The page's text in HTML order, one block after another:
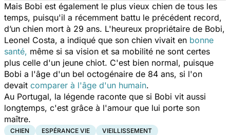
Mais Bobi est également le plus vieux chien de tous les
temps, puisqu'il a récemment battu le précédent record,
d’un chien mort à 29 ans. L'heureux propriétaire de Bobi,
Leonel Costa, a indiqué que son chien vivait en bonne
santé, même si sa vision et sa mobilité ne sont certes
plus celle d'un jeune chiot. C'est bien normal, puisque
Bobi a l'âge d'un bel octogénaire de 84 ans, si l'on
devait comparer à l'âge d'un humain.
Au Portugal, la légende raconte que si Bobi vit aussi
longtemps, c'est grâce à l'amour que lui porte son
maître.
CHIEN ESPÉRANCE VIE
VIEILLISSEMENT